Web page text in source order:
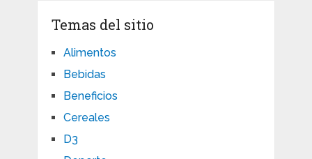
Temas del sitio
Alimentos
Bebidas
Beneficios
Cereales
D3